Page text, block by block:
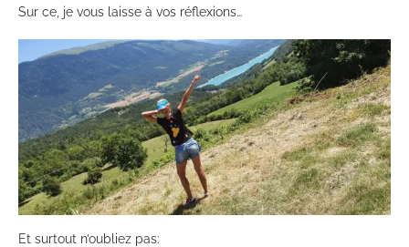
Sur ce, je vous laisse à vos réflexions…
Et surtout n’oubliez pas: